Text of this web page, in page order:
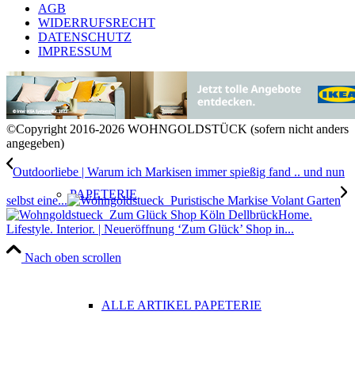
OUTDOOR
PAPETERIE
ALLE ARTIKEL PAPETERIE
AGB
WIDERRUFSRECHT
DATENSCHUTZ
IMPRESSUM
©Copyright 2016-2026 WOHNGOLDSTÜCK (sofern nicht anders
angegeben)
Outdoorliebe | Warum ich Markisen immer spießig fand .. und nun
selbst eine...
Home.
Lifestyle. Interior. | Neueröffnung ‘Zum Glück’ Shop in...
Nach oben scrollen